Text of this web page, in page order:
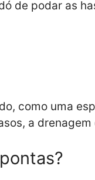
de podar as
como uma
a